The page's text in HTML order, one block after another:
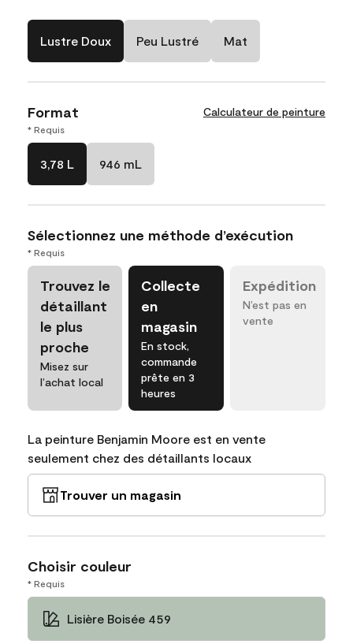
Lustre Doux Peu Lustré Mat
Format Calculateur de peinture
* Requis
3,78 L 946 mL
Sélectionnez une méthode d’exécution
* Requis
Trouvez le
détaillant
le plus
proche
Misez sur
l’achat local
Collecte
en
magasin
En stock,
commande
prête en 3
heures
Expédition
N’est pas en
vente
La peinture Benjamin Moore est en vente
seulement chez des détaillants locaux
Trouver un magasin
Choisir couleur
* Requis
Lisière Boisée 459